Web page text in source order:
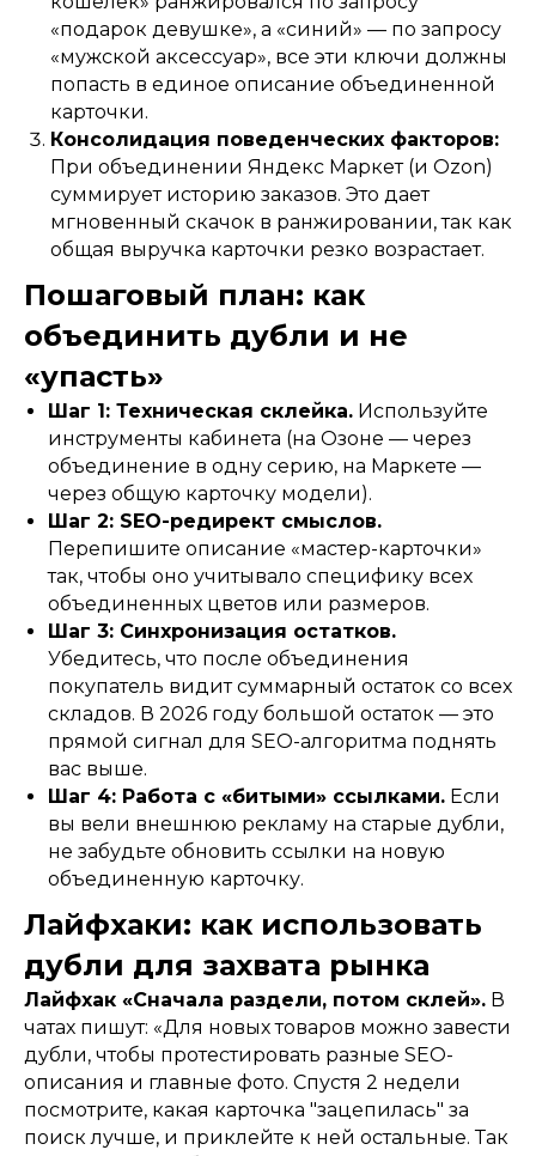
«подарок девушке», а «синий» — по запросу
«мужской аксессуар», все эти ключи должны
попасть в единое описание объединенной
карточки.
Консолидация поведенческих факторов:
При объединении Яндекс Маркет (и Ozon)
суммирует историю заказов. Это дает
мгновенный скачок в ранжировании, так как
общая выручка карточки резко возрастает.
Пошаговый план: как
объединить дубли и не
«упасть»
Шаг 1: Техническая склейка. Используйте
инструменты кабинета (на Озоне — через
объединение в одну серию, на Маркете —
через общую карточку модели).
Шаг 2: SEO-редирект смыслов.
Перепишите описание «мастер-карточки»
так, чтобы оно учитывало специфику всех
объединенных цветов или размеров.
Шаг 3: Синхронизация остатков.
Убедитесь, что после объединения
покупатель видит суммарный остаток со всех
складов. В 2026 году большой остаток — это
прямой сигнал для SEO-алгоритма поднять
вас выше.
Шаг 4: Работа с «битыми» ссылками. Если
вы вели внешнюю рекламу на старые дубли,
не забудьте обновить ссылки на новую
объединенную карточку.
Лайфхаки: как использовать
дубли для захвата рынка
Лайфхак «Сначала раздели, потом склей». В
чатах пишут: «Для новых товаров можно завести
дубли, чтобы протестировать разные SEO-
описания и главные фото. Спустя 2 недели
посмотрите, какая карточка "зацепилась" за
поиск лучше, и приклейте к ней остальные. Так
вакансии
яндекс маркет
ozon
wildberries
vkontakte
стоимость
кейсы
блог
SEO